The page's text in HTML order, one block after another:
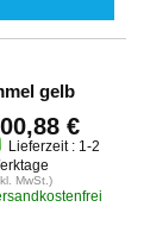
gelb
€
Lieferzeit : 1-2
MwSt.)